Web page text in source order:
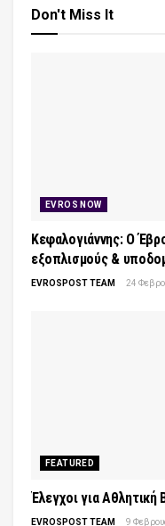
Don't Miss It
EVROS NOW
Κεφαλογιάννης: Ο
εξοπλισμούς &
EVROSPOST TEAM 24
FEATURED
Έλεγχοι για Αθλητική
EVROSPOST TEAM 9